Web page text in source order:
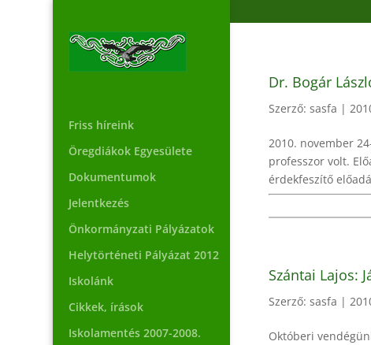
Friss híreink
Öregdiákok Egyesülete
Dokumentumok
Jelentkezés
Önkormányzati Pályázatok
Helytörténeti Pályázat 2012
Iskolánk
Cikkek, írások
Iskolamentés 2007-2008.
Dr. Bogár
Szerző:sasfa |
2010. november
professzor volt.
érdekfeszítő
Szántai Lajos:
Szerző:sasfa |
Októberi